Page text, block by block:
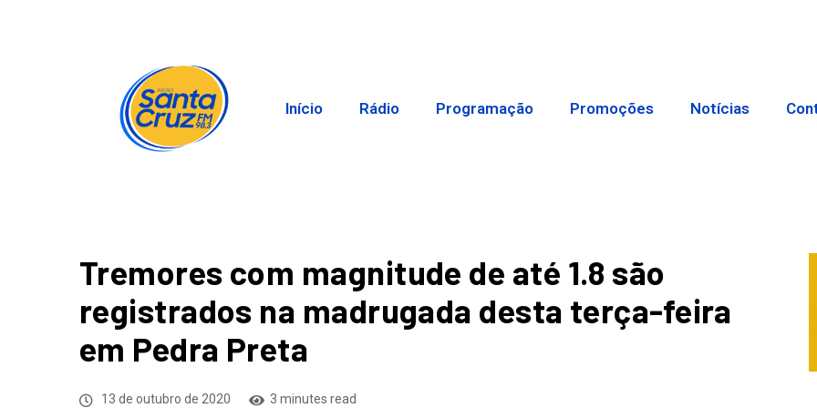
Início Rádio Programação Promoções Notícias
Tremores com magnitude de até 1.8 são
registrados na madrugada desta terça-feira
em Pedra Preta
13 de outubro de 2020 3 minutes read